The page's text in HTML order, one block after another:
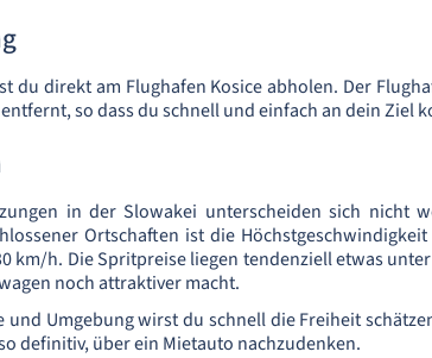
du direkt am Flughafen Kosice abholen. Der
so dass du schnell und einfach an dein Ziel
in der Slowakei unterscheiden sich nicht
Ortschaften ist die
km/h. Die Spritpreise liegen tendenziell etwas
noch attraktiver macht.
und Umgebung wirst du schnell die Freiheit
definitiv, über ein Mietauto nachzudenken.